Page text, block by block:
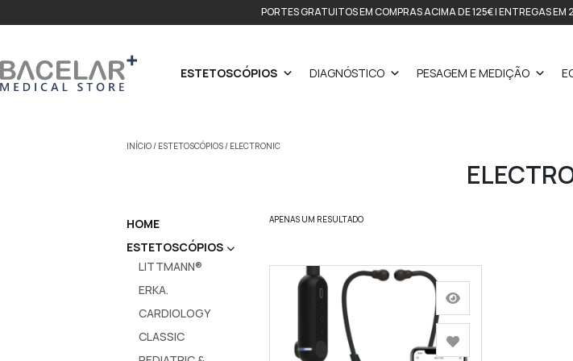
PORTES GRATUITOS EM COMPRAS ACIMA DE 125€ | ENTREGAS
ESTETOSCÓPIOS DIAGNÓSTICO PESAGEM E MEDIÇÃO
INÍCIO/ ESTETOSCÓPIOS/ ELECTRONIC
HOME
ESTETOSCÓPIOS
LITTMANN®
ERKA.
CARDIOLOGY
CLASSIC
APENAS UM RESULTADO